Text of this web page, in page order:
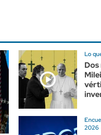
Lo
2026